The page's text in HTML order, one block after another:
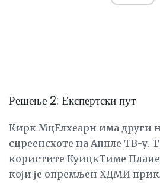
Решење 2: Експертски пут
Кирк МцЕлхеарн има други
сцреенсхоте на Аппле ТВ-у.
користите КуицкТиме
који је опремљен ХДМИ